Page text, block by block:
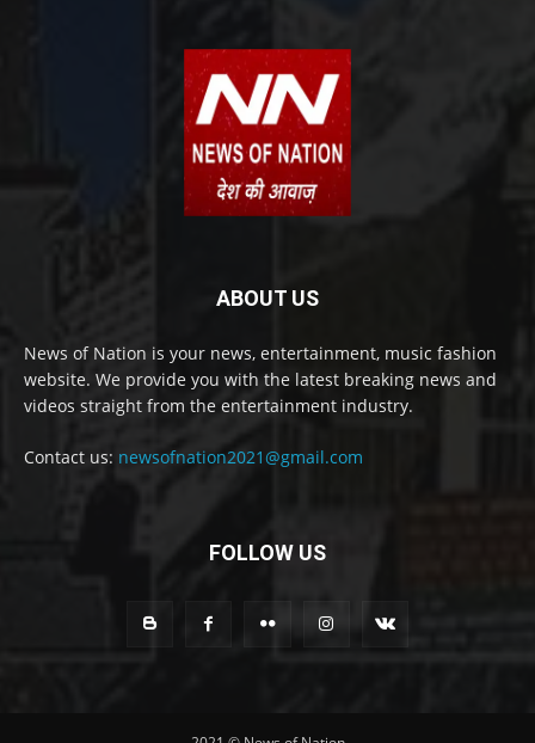
ABOUT US
News of Nation is your news, entertainment, music fashion
website. We provide you with the latest breaking news and
videos straight from the entertainment industry.
Contact us: newsofnation2021@gmail.com
FOLLOW US